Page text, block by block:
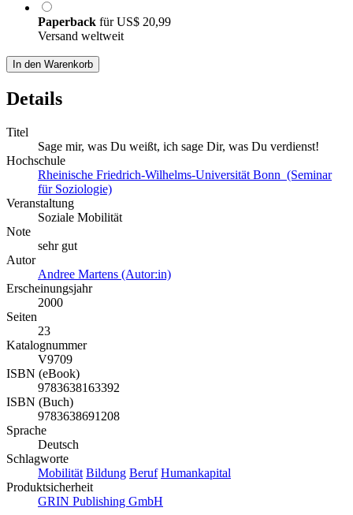
Paperback fürUS$ 20,99
Versand weltweit
In den Warenkorb
Details
Titel
Sage mir, was Du weißt, ich sage Dir, was Du verdienst!
Hochschule
Rheinische Friedrich-Wilhelms-Universität Bonn (Seminar
für Soziologie)
Veranstaltung
Soziale Mobilität
Note
sehr gut
Autor
Andree Martens (Autor:in)
Erscheinungsjahr
2000
Seiten
23
Katalognummer
V9709
ISBN (eBook)
9783638163392
ISBN (Buch)
9783638691208
Sprache
Deutsch
Schlagworte
Mobilität Bildung Beruf Humankapital
Produktsicherheit
GRIN Publishing GmbH